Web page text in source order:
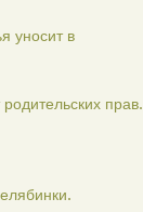
уносит в
прав.